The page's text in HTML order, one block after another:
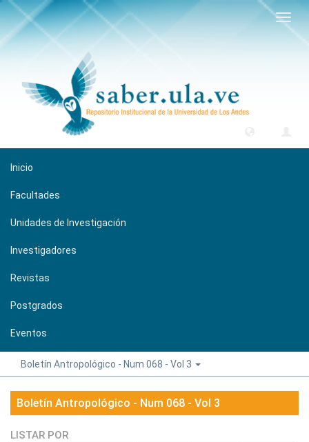
Inicio
Facultades
Unidades de Investigación
Investigadores
Revistas
Postgrados
Eventos
Boletín Antropológico - Num 068 - Vol 3
Boletín Antropológico - Num 068 - Vol 3
LISTAR POR